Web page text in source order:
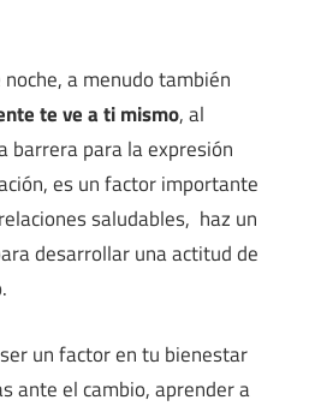
a menudo también
te ve a ti mismo, al
barrera para la expresión
es un factor importante
saludables, haz un
desarrollar una actitud de
un factor en tu bienestar
ante el cambio, aprender a